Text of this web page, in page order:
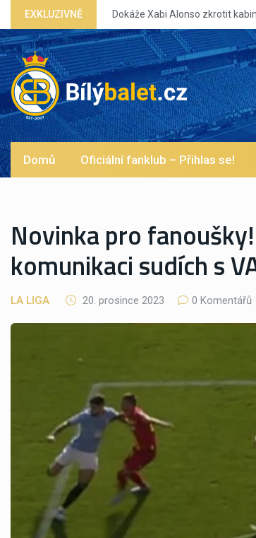
EXKLUZIVNĚ Dokáže Xabi Alonso zkrotit
Domů Oficiální fanklub – Přihlas se!
Novinka pro
komunikaci sudích s
LA LIGA 20. prosince 2023 0 Komentářů